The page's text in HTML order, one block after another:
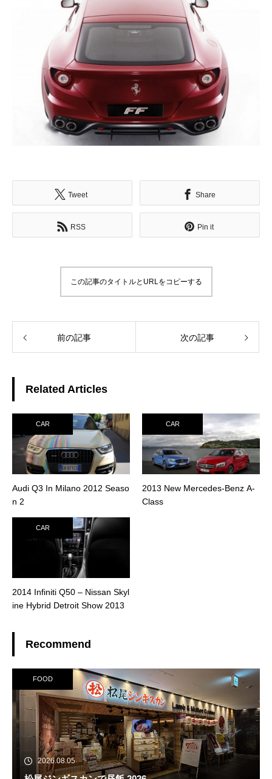
Tweet Share
RSS Pin it
この記事のタイトルとURLをコピーする
前の記事 次の記事
Related Articles
CAR
Audi Q3 In Milano 2012 Seaso
n 2
CAR
2013 New Mercedes-Benz A-
Class
CAR
2014 Infiniti Q50 – Nissan Skyl
ine Hybrid Detroit Show 2013
Recommend
FOOD
2026.08.05